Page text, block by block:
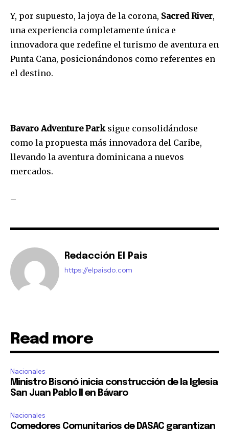
Y, por supuesto, la joya de la corona, Sacred River,
una experiencia completamente única e
innovadora que redefine el turismo de aventura en
Punta Cana, posicionándonos como referentes en
el destino.
Bavaro Adventure Parksigue consolidándose
como la propuesta más innovadora del Caribe,
llevando la aventura dominicana a nuevos
mercados.
–
Redacción El Pais
https://elpaisdo.com
Read more
Nacionales
Ministro Bisonó inicia construcción de la Iglesia
San Juan Pablo II en Bávaro
Nacionales
Comedores Comunitarios de DASAC garantizan